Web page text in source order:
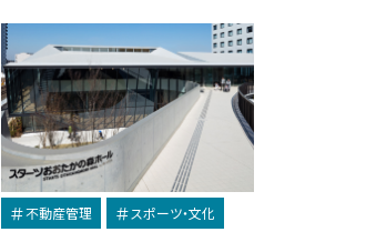
不動産管理 スポーツ・文化